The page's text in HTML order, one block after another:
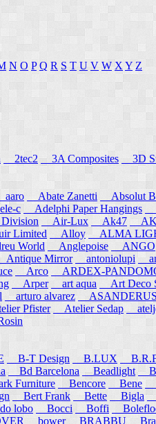
N O P Q R S T U V W X Y Z
2tec2 3A Composites 3D
aaro Abate Zanetti Absolut
c Adelphi Paper Hangings
Air-Lux Ak47
Limited Alloy ALMA
World Anglepoise ANGO
Antique Mirror antoniolupi
Arco ARDEX-
Arper art aqua Art Deco
arturo alvarez ASANDERUS
Pfister Atelier Sedap
B-T Design B.LUX
Bd Barcelona Beadlight
Furniture Bencore Bene
Bert Frank Bette Bigla
lobo Bocci Boffi
bower BRABBU